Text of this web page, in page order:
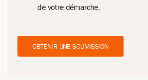
de votre démarche.
OBTENIR UNE SOUMISSION